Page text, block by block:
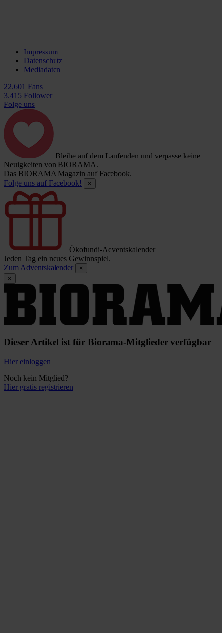
Impressum
Datenschutz
Mediadaten
22.601 Fans
3.415 Follower
Folge uns
Bleibe auf dem Laufenden und verpasse keine
Neuigkeiten von BIORAMA.
Das BIORAMA Magazin auf Facebook.
Folge uns auf Facebook!
×
Ökofundi-Adventskalender
Jeden Tag ein neues Gewinnspiel.
Zum Adventskalender
×
×
Dieser Artikel ist für Biorama-Mitglieder verfügbar
Hier einloggen
Noch kein Mitglied?
Hier gratis registrieren